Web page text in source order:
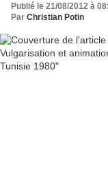
Publié le 21/08/2012 à
Par Christian Potin